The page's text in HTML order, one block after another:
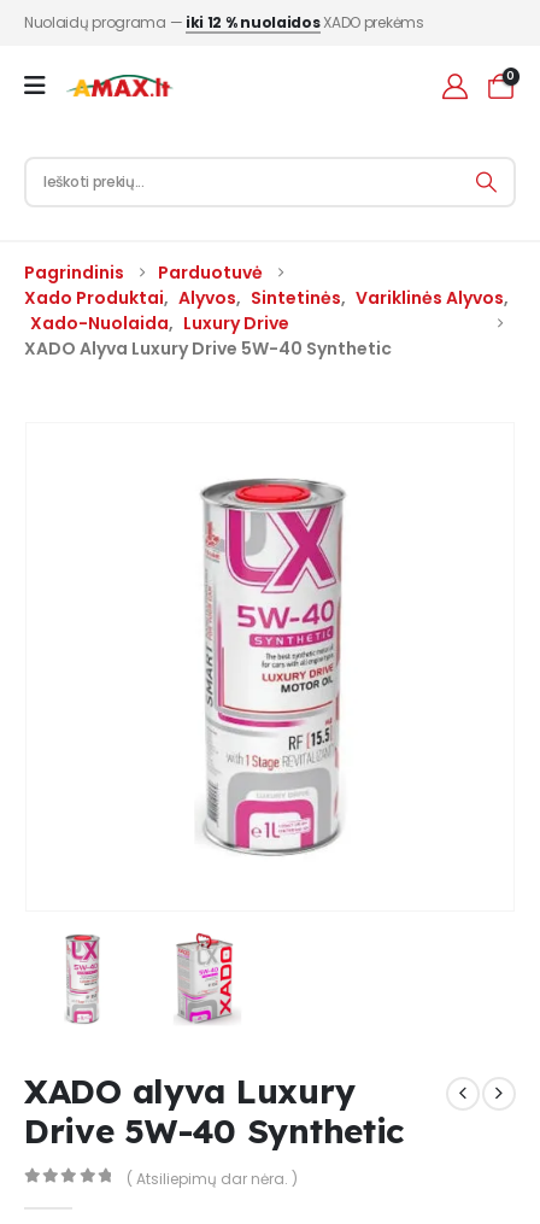
Nuolaidų programa — iki 12 % nuolaidosXADO prekėms
0
Pagrindinis
Parduotuvė
Xado Produktai, Alyvos, Sintetinės, Variklinės Alyvos,
Xado-Nuolaida, Luxury Drive
XADO Alyva Luxury Drive 5W-40 Synthetic
XADO alyva Luxury
Drive 5W-40 Synthetic
( Atsiliepimų dar nėra. )